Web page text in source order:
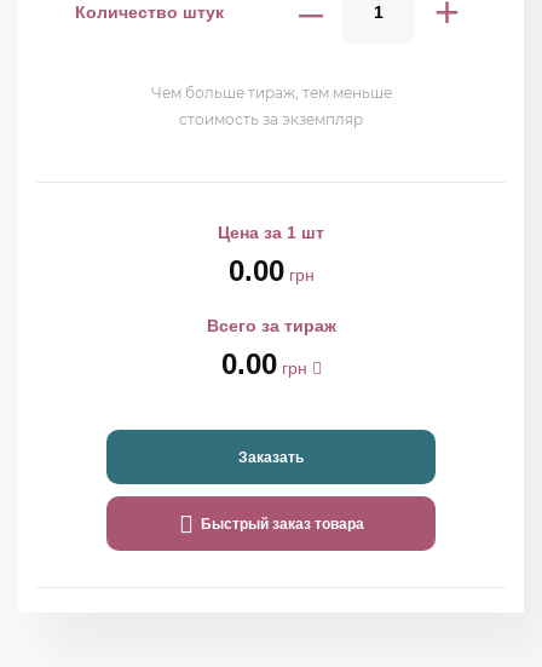
Количество штук – +
Чем больше тираж, тем меньше
стоимость за экземпляр
Цена за 1 шт
0.00грн
Всего за тираж
0.00грн
Заказать
Быстрый заказ товара